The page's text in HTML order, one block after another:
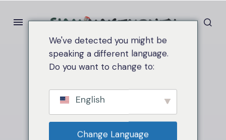
家 联盟
联盟
We've detected you might be
speaking a different language.
Do you want to change to:
English
Change Language